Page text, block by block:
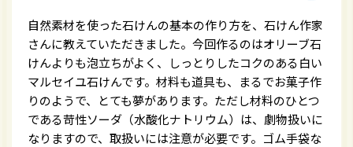
自然素材を使った石けんの基本の作り方を、石けん作家
さんに教えていただきました。今回作るのはオリーブ石
けんよりも泡立ちがよく、しっとりしたコクのある白い
マルセイユ石けんです。材料も道具も、まるでお菓子作
りのようで、とても夢があります。ただし材料のひとつ
である苛性ソーダ（水酸化ナトリウム）は、劇物扱いに
なりますので、取扱いには注意が必要です。ゴム手袋な